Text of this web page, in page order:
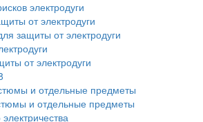
электродуги
от электродуги
защиты от электродуги
от электродуги
и отдельные предметы
и отдельные предметы